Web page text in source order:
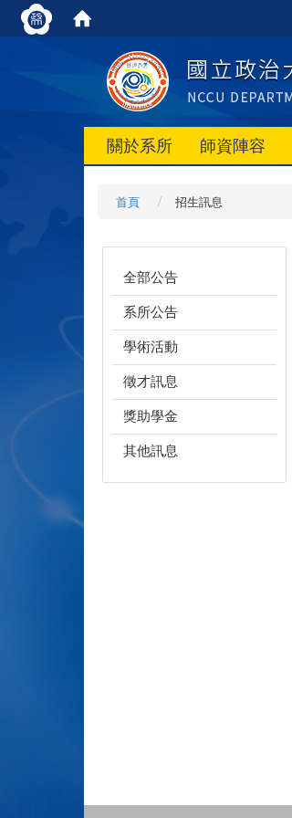
關於系所 師資陣容
首頁 招生訊息
全部公告
系所公告
學術活動
徵才訊息
獎助學金
其他訊息